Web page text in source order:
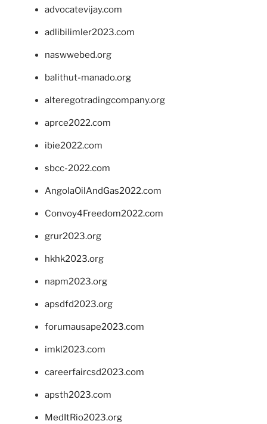
advocatevijay.com
adlibilimler2023.com
naswwebed.org
balithut-manado.org
alteregotradingcompany.org
aprce2022.com
ibie2022.com
sbcc-2022.com
AngolaOilAndGas2022.com
Convoy4Freedom2022.com
grur2023.org
hkhk2023.org
napm2023.org
apsdfd2023.org
forumausape2023.com
imkl2023.com
careerfaircsd2023.com
apsth2023.com
MedItRio2023.org